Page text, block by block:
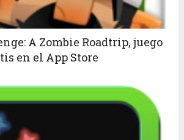
A Zombie Roadtrip, juego
en el App Store